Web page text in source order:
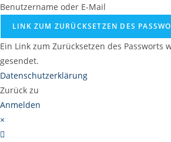
Benutzername oder E-Mail
LINK ZUM ZURÜCKSETZEN DES
Ein Link zum Zurücksetzen des Passworts
gesendet.
Datenschutzerklärung
Zurück zu
Anmelden
×